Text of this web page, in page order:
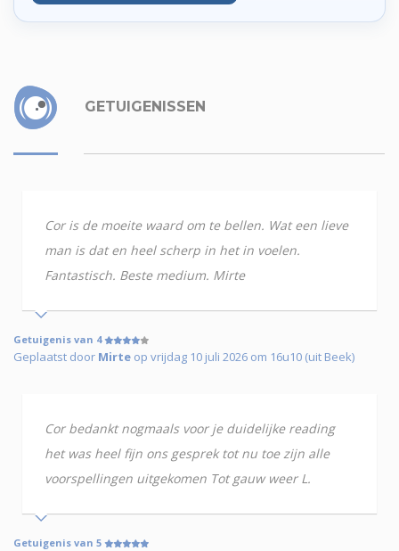
GETUIGENISSEN
Cor is de moeite waard om te bellen. Wat een lieve
man is dat en heel scherp in het in voelen.
Fantastisch. Beste medium. Mirte
Getuigenis van 4
Geplaatst door Mirte op vrijdag 10 juli 2026 om 16u10 (uit Beek)
Cor bedankt nogmaals voor je duidelijke reading
het was heel fijn ons gesprek tot nu toe zijn alle
voorspellingen uitgekomen Tot gauw weer L.
Getuigenis van 5